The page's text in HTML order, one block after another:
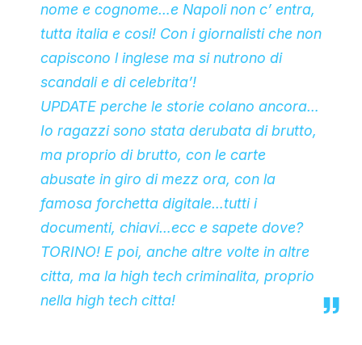
nome e cognome…e Napoli non c’ entra,
tutta italia e cosi! Con i giornalisti che non
capiscono l inglese ma si nutrono di
scandali e di celebrita’!
UPDATE perche le storie colano ancora…
Io ragazzi sono stata derubata di brutto,
ma proprio di brutto, con le carte
abusate in giro di mezz ora, con la
famosa forchetta digitale…tutti i
documenti, chiavi…ecc e sapete dove?
TORINO! E poi, anche altre volte in altre
citta, ma la high tech criminalita, proprio
nella high tech citta!